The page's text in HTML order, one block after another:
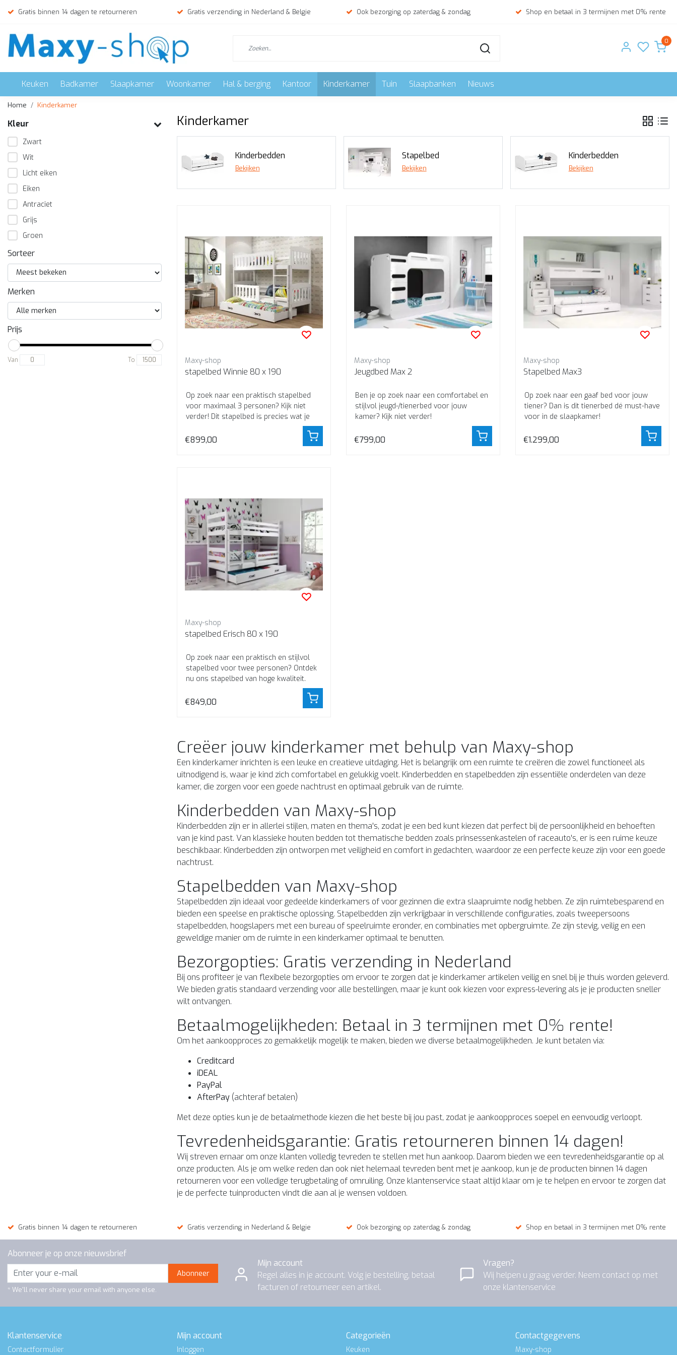
Gratis binnen 14 dagen te retourneren Gratis verzending in Nederland & Belgie Ook bezorging op zaterdag & zondag Shop en betaal in 3 termijnen met 0% rente
0
Keuken Badkamer Slaapkamer Woonkamer Hal & berging Kantoor Kinderkamer Tuin Slaapbanken Nieuws
Home Kinderkamer
Kleur
Zwart
Wit
Licht eiken
Eiken
Antraciet
Grijs
Groen
Sorteer
Merken
Prijs
Van To
Kinderkamer
Kinderbedden
Bekijken
Stapelbed
Bekijken
Kinderbedden
Bekijken
Maxy-shop
stapelbed Winnie 80 x 190
Op zoek naar een praktisch stapelbed
voor maximaal 3 personen? Kijk niet
verder! Dit stapelbed is precies wat je
€899,00
Maxy-shop
Jeugdbed Max 2
Ben je op zoek naar een comfortabel en
stijlvol jeugd-/tienerbed voor jouw
kamer? Kijk niet verder!
€799,00
Maxy-shop
Stapelbed Max3
Op zoek naar een gaaf bed voor jouw
tiener? Dan is dit tienerbed dé must-have
voor in de slaapkamer!
€1.299,00
Maxy-shop
stapelbed Erisch 80 x 190
Op zoek naar een praktisch en stijlvol
stapelbed voor twee personen? Ontdek
nu ons stapelbed van hoge kwaliteit.
€849,00
Creëer jouw kinderkamer met behulp van Maxy-shop
Een kinderkamer inrichten is een leuke en creatieve uitdaging. Het is belangrijk om een ruimte te creëren die zowel functioneel als
uitnodigend is, waar je kind zich comfortabel en gelukkig voelt. Kinderbedden en stapelbedden zijn essentiële onderdelen van deze
kamer, die zorgen voor een goede nachtrust en optimaal gebruik van de ruimte.
Kinderbedden van Maxy-shop
Kinderbedden zijn er in allerlei stijlen, maten en thema's, zodat je een bed kunt kiezen dat perfect bij de persoonlijkheid en behoeften
van je kind past. Van klassieke houten bedden tot thematische bedden zoals prinsessenkastelen of raceauto's, er is een ruime keuze
beschikbaar. Kinderbedden zijn ontworpen met veiligheid en comfort in gedachten, waardoor ze een perfecte keuze zijn voor een goede
nachtrust.
Stapelbedden van Maxy-shop
Stapelbedden zijn ideaal voor gedeelde kinderkamers of voor gezinnen die extra slaapruimte nodig hebben. Ze zijn ruimtebesparend en
bieden een speelse en praktische oplossing. Stapelbedden zijn verkrijgbaar in verschillende configuraties, zoals tweepersoons
stapelbedden, hoogslapers met een bureau of speelruimte eronder, en combinaties met opbergruimte. Ze zijn stevig, veilig en een
geweldige manier om de ruimte in een kinderkamer optimaal te benutten.
Bezorgopties: Gratis verzending in Nederland
Bij ons profiteer je van flexibele bezorgopties om ervoor te zorgen dat je kinderkamer artikelen veilig en snel bij je thuis worden geleverd.
We bieden gratis standaard verzending voor alle bestellingen, maar je kunt ook kiezen voor express-levering als je je producten sneller
wilt ontvangen.
Betaalmogelijkheden: Betaal in 3 termijnen met 0% rente!
Om het aankoopproces zo gemakkelijk mogelijk te maken, bieden we diverse betaalmogelijkheden. Je kunt betalen via:
Creditcard
iDEAL
PayPal
AfterPay (achteraf betalen)
Met deze opties kun je de betaalmethode kiezen die het beste bij jou past, zodat je aankoopproces soepel en eenvoudig verloopt.
Tevredenheidsgarantie: Gratis retourneren binnen 14 dagen!
Wij streven ernaar om onze klanten volledig tevreden te stellen met hun aankoop. Daarom bieden we een tevredenheidsgarantie op al
onze producten. Als je om welke reden dan ook niet helemaal tevreden bent met je aankoop, kun je de producten binnen 14 dagen
retourneren voor een volledige terugbetaling of omruiling. Onze klantenservice staat altijd klaar om je te helpen en ervoor te zorgen dat
je de perfecte tuinproducten vindt die aan al je wensen voldoen.
Gratis binnen 14 dagen te retourneren Gratis verzending in Nederland & Belgie Ook bezorging op zaterdag & zondag Shop en betaal in 3 termijnen met 0% rente
Abonneer je op onze nieuwsbrief
Abonneer
* We'll never share your email with anyone else.
Mijn account
Regel alles in je account. Volg je bestelling, betaal
facturen of retourneer een artikel.
Vragen?
Wij helpen u graag verder. Neem contact op met
onze klantenservice
Klantenservice
Contactformulier
Mijn account
Inloggen
Categorieën
Keuken
Contactgegevens
Maxy-shop